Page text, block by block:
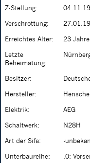
Z-Stellung:
Verschrottung:
Erreichtes Alter: 23
Letzte
Beheimatung:
Besitzer:
Hersteller:
Elektrik: AEG
Schaltwerk: N28H
Art der Sifa: -
Unterbaureihe: .0: